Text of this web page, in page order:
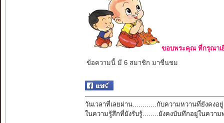
ขอบพระคุณ ที่กรุณาเ
ข้อความนี้ มี 6 สมาชิก มาชื่นชม
วันเวลาที่เลยผ่าน............กับความหวานที่ยังคงอยู่
ในความรู้สึกที่ยังรับรู้........ยังคงบันทึกอยู่ในความ